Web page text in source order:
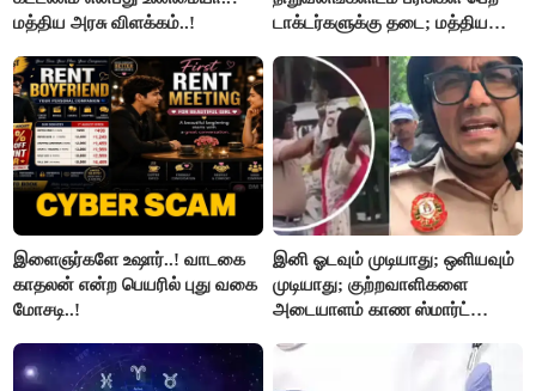
மத்திய அரசு விளக்கம்..!
டாக்டர்களுக்கு தடை; மத்திய
இளைஞர்களே உஷார்..! வாடகை
காதலன் என்ற பெயரில் புது வகை
மோசடி..!
இனி ஓடவும் முடியாது; ஒளியவும்
முடியாது; குற்றவாளிகளை
அடையாளம் காண ஸ்மார்ட்